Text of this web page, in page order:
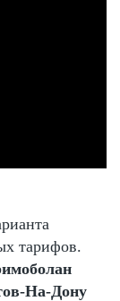
тарифов.
На-Дону